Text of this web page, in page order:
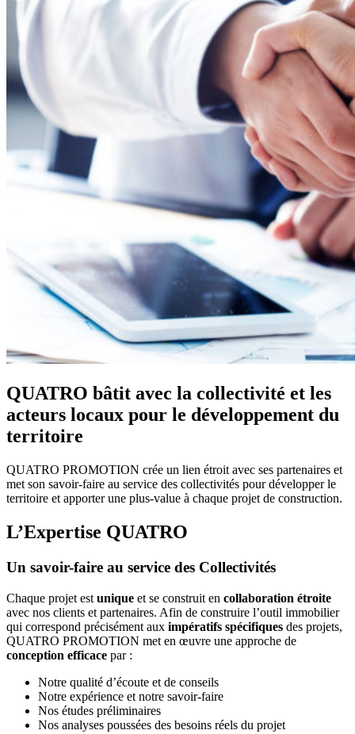
QUATRO bâtit avec la collectivité et les
acteurs locaux pour le développement du
territoire
QUATRO PROMOTION crée un lien étroit avec ses partenaires et
met son savoir-faire au service des collectivités pour développer le
territoire et apporter une plus-value à chaque projet de construction.
L’Expertise QUATRO
Un savoir-faire au service des Collectivités
Chaque projet est unique et se construit en collaboration étroite
avec nos clients et partenaires. Afin de construire l’outil immobilier
qui correspond précisément aux impératifs spécifiques des projets,
QUATRO PROMOTION met en œuvre une approche de
conception efficace par :
Notre qualité d’écoute et de conseils
Notre expérience et notre savoir-faire
Nos études préliminaires
Nos analyses poussées des besoins réels du projet